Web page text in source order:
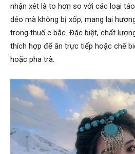
nhận xét là to hơn so với các loại
dẻo mà không bị xốp, mang lại
trong thuố.c bắc. Đặc biệt, chất
thích hợp để ăn trực tiếp hoặc chế
hoặc pha trà.